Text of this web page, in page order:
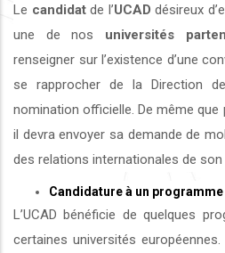
Le candidatde l’UCAD désireux
une de nos universités
renseigner sur l’existence d’une
se rapprocher de la Direction
nomination officielle. De même que
il devra envoyer sa demande de
des relations internationales de son
Candidature à un programme
L’UCAD bénéficie de quelques
certaines universités